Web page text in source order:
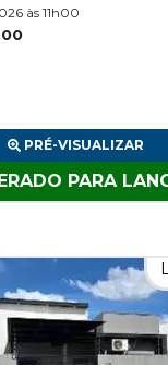
às 11h00
PRÉ-VISUALIZAR
PARA